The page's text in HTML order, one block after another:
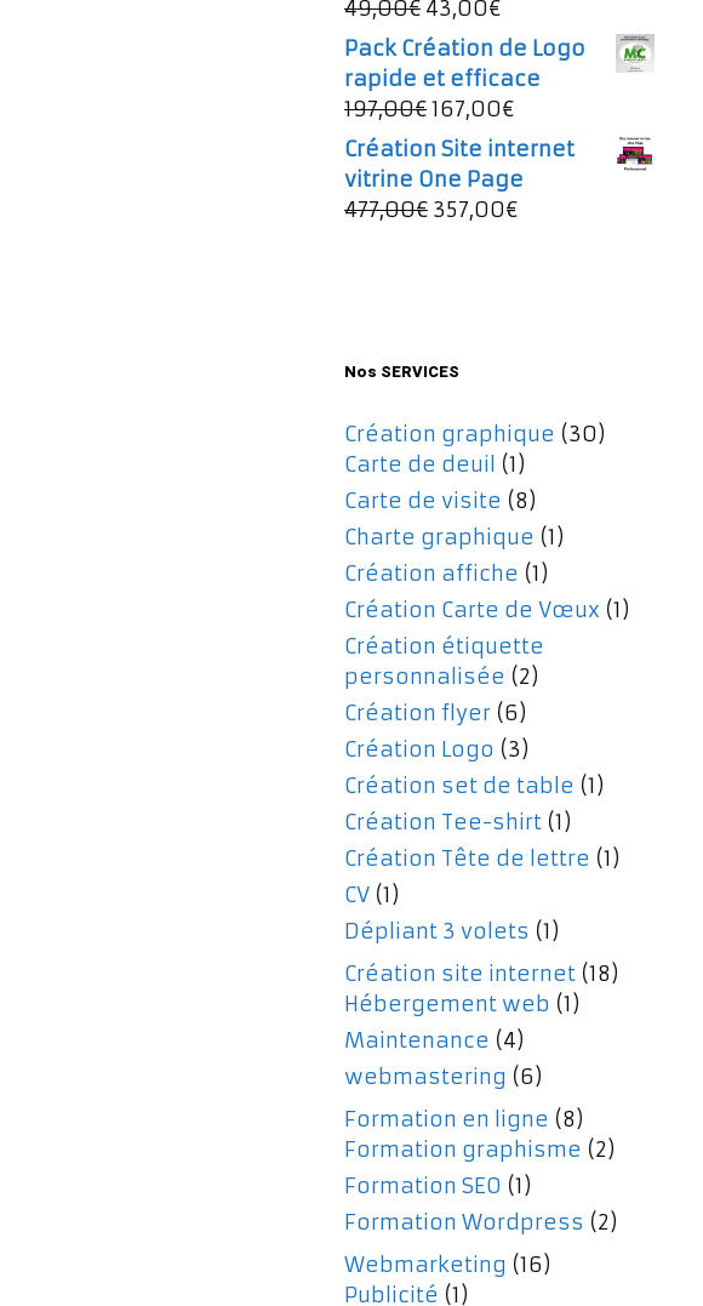
49,00€ Le
prix
initial
était :
49,00€.
43,00€Le
prix
actuel
est :
Pack Création de Logo
rapide et efficace
197,00€Le
prix
initial
était :
197,00€.
167,00€Le
prix
actuel
est :
Création Site internet
vitrine One Page
477,00€ Le
357,00€Le
Nos SERVICES
Création graphique (30)
Carte de deuil (1)
Carte de visite (8)
Charte graphique (1)
Création affiche (1)
Création Carte de Vœux (1)
Création étiquette
personnalisée (2)
Création flyer (6)
Création Logo (3)
Création set de table (1)
Création Tee-shirt (1)
Création Tête de lettre (1)
CV (1)
Dépliant 3 volets (1)
Création site internet (18)
Hébergement web (1)
Maintenance (4)
webmastering (6)
Formation en ligne (8)
Formation graphisme (2)
Formation SEO (1)
Formation Wordpress (2)
Webmarketing (16)
Publicité (1)